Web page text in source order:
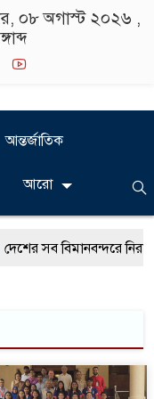
০৮ অগাস্ট ২০২৬ ,
আন্তর্জাতিক
আরো
সব বিমানবন্দরে নিরাপত্তা
শুভসূচনা।